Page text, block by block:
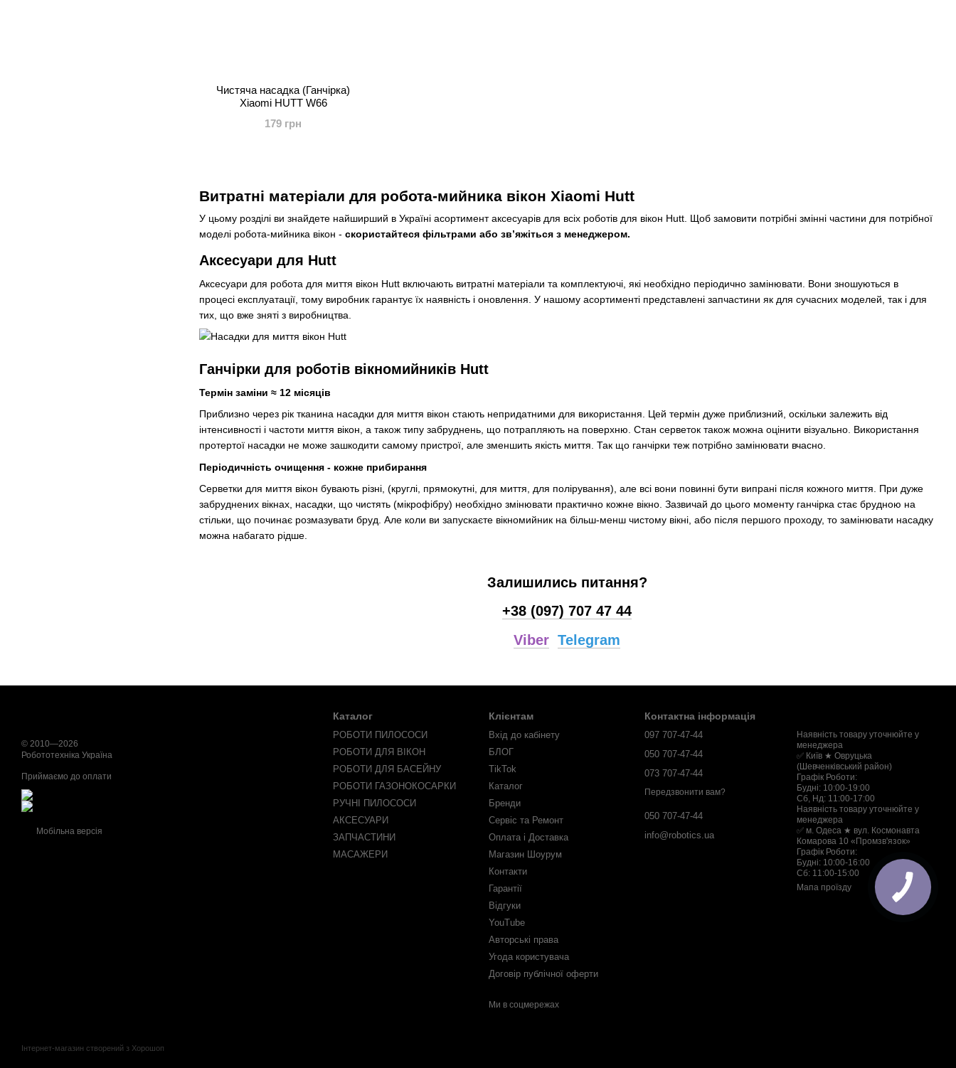
Витратні матеріали для робота-мийника вікон Xiaomi Hutt
У цьому розділі ви знайдете найширший в Україні асортимент аксесуарів для всіх роботів для вікон Hutt. Щоб замовити потрібні змінні частини для потрібної
моделі робота-мийника вікон - скористайтеся фільтрами або зв’яжіться з менеджером.
Аксесуари для Hutt
Аксесуари для робота для миття вікон Hutt включають витратні матеріали та комплектуючі, які необхідно періодично замінювати. Вони зношуються в
процесі експлуатації, тому виробник гарантує їх наявність і оновлення. У нашому асортименті представлені запчастини як для сучасних моделей, так і для
тих, що вже зняті з виробництва.
Ганчірки для роботів вікномийників Hutt
Термін заміни ≈ 12 місяців
Приблизно через рік тканина насадки для миття вікон стають непридатними для використання. Цей термін дуже приблизний, оскільки залежить від
інтенсивності і частоти миття вікон, а також типу забруднень, що потрапляють на поверхню. Стан серветок також можна оцінити візуально. Використання
протертої насадки не може зашкодити самому пристрої, але зменшить якість миття. Так що ганчірки теж потрібно замінювати вчасно.
Періодичність очищення - кожне прибирання
Серветки для миття вікон бувають різні, (круглі, прямокутні, для миття, для полірування), але всі вони повинні бути випрані після кожного миття. При дуже
забруднених вікнах, насадки, що чистять (мікрофібру) необхідно змінювати практично кожне вікно. Зазвичай до цього моменту ганчірка стає брудною на
стільки, що починає розмазувати бруд. Але коли ви запускаєте вікномийник на більш-менш чистому вікні, або після першого проходу, то замінювати насадку
можна набагато рідше.
Залишились питання?
+38 (097) 707 47 44
Viber Telegram
Чистяча насадка (Ганчірка)
Xiaomi HUTT W66
179 грн
© 2010—2026
Робототехніка Україна
Приймаємо до оплати
Мобільна версія
Інтернет-магазин створений з Хорошоп
Каталог
РОБОТИ ПИЛОСОСИ
РОБОТИ ДЛЯ ВІКОН
РОБОТИ ДЛЯ БАСЕЙНУ
РОБОТИ ГАЗОНОКОСАРКИ
РУЧНІ ПИЛОСОСИ
АКСЕСУАРИ
ЗАПЧАСТИНИ
МАСАЖЕРИ
Клієнтам
Вхід до кабінету
БЛОГ
TikTok
Каталог
Бренди
Сервіс та Ремонт
Оплата і Доставка
Магазин Шоурум
Контакти
Гарантії
Відгуки
YouTube
Авторські права
Угода користувача
Договір публічної оферти
Ми в соцмережах
Контактна інформація
097 707-47-44
050 707-47-44
073 707-47-44
Передзвонити вам?
050 707-47-44
info@robotics.ua
Наявність товару уточнюйте у
менеджера
✅ Київ ★ Овруцька
(Шевченківський район)
Графік Роботи:
Будні: 10:00-19:00
Сб, Нд: 11:00-17:00
Наявність товару уточнюйте у
менеджера
✅ м. Одеса ★ вул. Космонавта
Комарова 10 «Промзв'язок»
Графік Роботи:
Будні: 10:00-16:00
Сб: 11:00-15:00
Мапа проїзду